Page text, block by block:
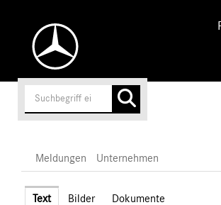
Unternehmen
Meldungen Unternehmen
Text Bilder Dokumente